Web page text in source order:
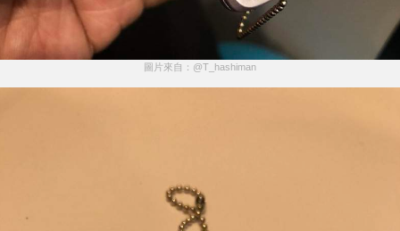
圖片來自：@T_hashiman